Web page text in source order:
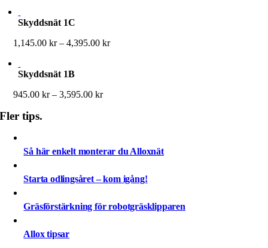
Skyddsnät 1C
1,145.00 kr – 4,395.00 krPrisintervall:
Skyddsnät 1B
945.00 kr – 3,595.00 krPrisintervall:
Fler tips.
Så här enkelt monterar du Alloxnät
Starta odlingsåret – kom igång!
Gräsförstärkning för robotgräsklipparen
Allox tipsar